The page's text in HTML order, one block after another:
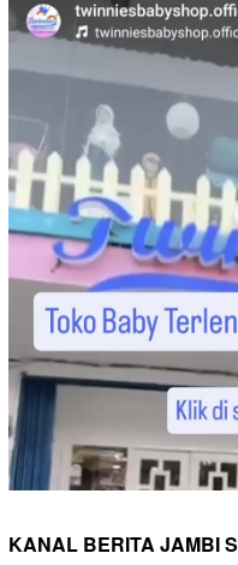
KANAL BERITA JAMBI